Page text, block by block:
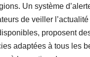
Un système
de veiller
proposent
adaptées à tous les